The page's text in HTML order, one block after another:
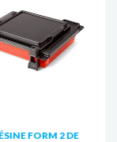
FORM 2 DE